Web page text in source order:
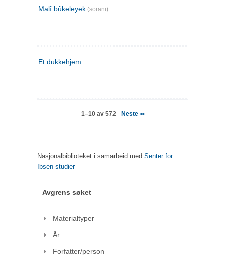
Malî bûkeleyek (sorani)
Et dukkehjem
1–10 av 572 Neste >>
Nasjonalbiblioteket i samarbeid med Senter for
Ibsen-studier
Avgrens søket
Materialtyper
År
Forfatter/person